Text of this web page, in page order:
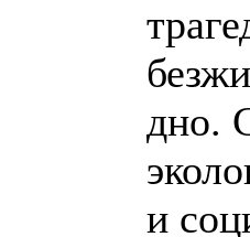
дно.
и